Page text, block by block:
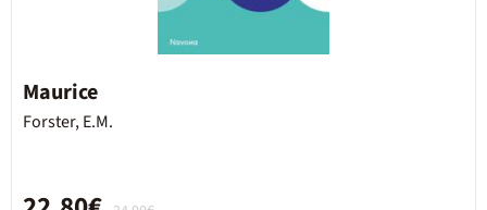
Maurice
Forster, E.M.